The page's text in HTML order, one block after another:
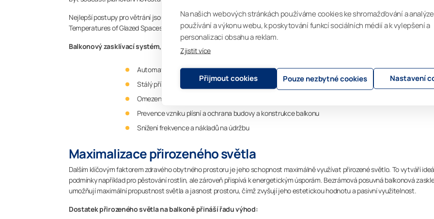
Na našich webových stránkách používáme cookies ke shromažďování a
používání a výkonu webu, k poskytování funkcí sociálních médií a k vylepšení a
personalizaci obsahu a reklam.
Zjistit více
Přijmout cookies Pouze nezbytné cookies Nastavení
Nejlepší postupy pro větrání jsou podrobně popsány v disertační práci Ph.D. Kimma Hilliaha„Energy Saving Potential and
Temperatures of Glazed Spaces“
hilliaho_1480.pdf
Balkonový zasklívací systém, který neumožňuje průvan, ale zároveň neomezuje přirozené větrání, přináší řadu
Automatický přívod vzduchu bez nutnosti manuálního zásahu
Stálý přísun čerstvého vzduchu
Omezená kondenzace a minimální riziko zamlžování skel
Prevence vzniku plísní a ochrana budovy a konstrukce balkonu
Snížení frekvence a nákladů na údržbu
Maximalizace přirozeného světla
Dalším klíčovým faktorem zdravého obytného prostoru je jeho schopnost maximálně využívat přirozené světlo. To vytváří
podmínky například pro pěstování rostlin, ale zároveň přispívá k energetickým úsporám. Bezrámová posuvná balkonová
umožňují maximální propustnost světla a jasnost prostoru, čímž zvyšují jeho estetickou hodnotu a pasivní využitelnost.
Dostatek přirozeného světla na balkoně přináší řadu výhod: